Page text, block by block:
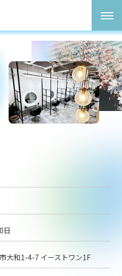
日
大和1-4-7 イーストワン1F